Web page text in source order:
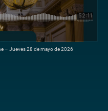
– Jueves 28 de mayo de 2026